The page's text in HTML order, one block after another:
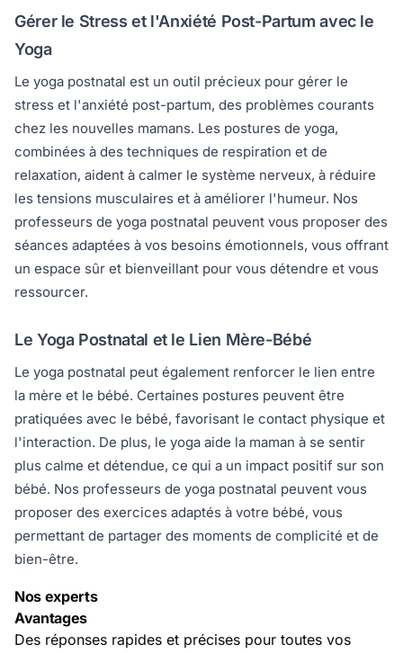
Gérer le Stress et l'Anxiété Post-Partum avec le
Yoga
Le yoga postnatal est un outil précieux pour gérer le
stress et l'anxiété post-partum, des problèmes courants
chez les nouvelles mamans. Les postures de yoga,
combinées à des techniques de respiration et de
relaxation, aident à calmer le système nerveux, à réduire
les tensions musculaires et à améliorer l'humeur. Nos
professeurs de yoga postnatal peuvent vous proposer des
séances adaptées à vos besoins émotionnels, vous offrant
un espace sûr et bienveillant pour vous détendre et vous
ressourcer.
Le Yoga Postnatal et le Lien Mère-Bébé
Le yoga postnatal peut également renforcer le lien entre
la mère et le bébé. Certaines postures peuvent être
pratiquées avec le bébé, favorisant le contact physique et
l'interaction. De plus, le yoga aide la maman à se sentir
plus calme et détendue, ce qui a un impact positif sur son
bébé. Nos professeurs de yoga postnatal peuvent vous
proposer des exercices adaptés à votre bébé, vous
permettant de partager des moments de complicité et de
bien-être.
Nos experts
Avantages
Des réponses rapides et précises pour toutes vos